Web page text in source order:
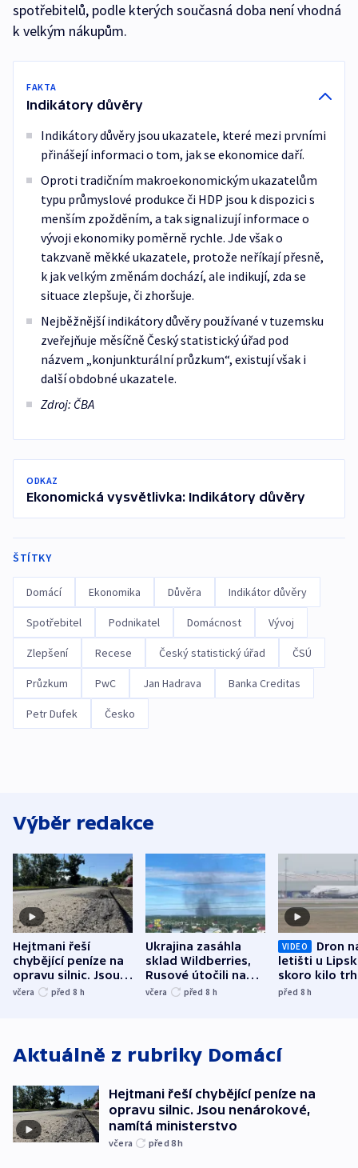
spotřebitelů, podle kterých současná doba není vhodná
k velkým nákupům.
FAKTA
Indikátory důvěry
Indikátory důvěry jsou ukazatele, které mezi prvními
přinášejí informaci o tom, jak se ekonomice daří.
Oproti tradičním makroekonomickým ukazatelům
typu průmyslové produkce či HDP jsou k dispozici s
menším zpožděním, a tak signalizují informace o
vývoji ekonomiky poměrně rychle. Jde však o
takzvaně měkké ukazatele, protože neříkají přesně,
k jak velkým změnám dochází, ale indikují, zda se
situace zlepšuje, či zhoršuje.
Nejběžnější indikátory důvěry používané v tuzemsku
zveřejňuje měsíčně Český statistický úřad pod
názvem „konjunkturální průzkum“, existují však i
další obdobné ukazatele.
Zdroj: ČBA
ODKAZ
Ekonomická vysvětlivka: Indikátory důvěry
ŠTÍTKY
Domácí Ekonomika Důvěra Indikátor důvěry
Spotřebitel Podnikatel Domácnost Vývoj
Zlepšení Recese Český statistický úřad ČSÚ
Průzkum PwC Jan Hadrava Banka Creditas
Petr Dufek Česko
Výběr redakce
Hejtmani řeší
chybějící peníze na
opravu silnic. Jsou
nenárokové, namítá
včera před 8 h
Ukrajina zasáhla
sklad Wildberries,
Rusové útočili na
trh, hasiče či
včera před 8 h
VIDEO
Dron
letišti u
skoro kilo
indicie
před 8h
Aktuálně z rubriky Domácí
Hejtmani řeší chybějící peníze na
opravu silnic. Jsou nenárokové,
namítá ministerstvo
včera před 8h